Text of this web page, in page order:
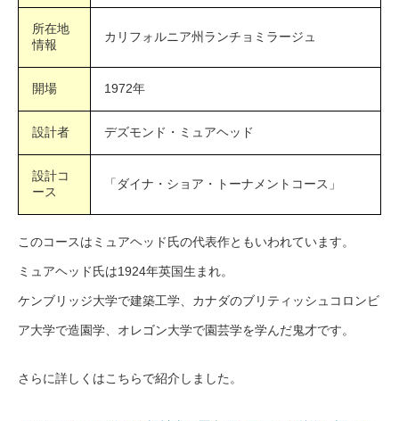
所在地
情報
カリフォルニア州ランチョミラージュ
開場 1972年
設計者 デズモンド・ミュアヘッド
設計コ
ース
「ダイナ・ショア・トーナメントコース」
このコースはミュアヘッド氏の代表作ともいわれています。
ミュアヘッド氏は1924年英国生まれ。
ケンブリッジ大学で建築工学、カナダのブリティッシュコロンビ
ア大学で造園学、オレゴン大学で園芸学を学んだ鬼才です。
さらに詳しくはこちらで紹介しました。